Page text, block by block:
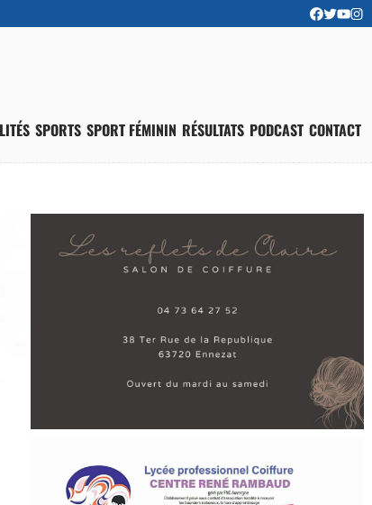
SPORTS SPORT FÉMININ RÉSULTATS PODCAST CONTACT